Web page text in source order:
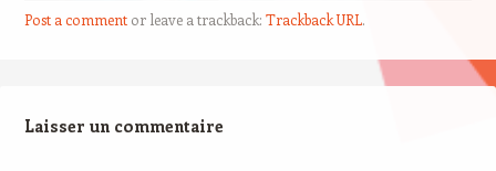
Post a commentor leave a trackback: Trackback URL.
Laisser un commentaire